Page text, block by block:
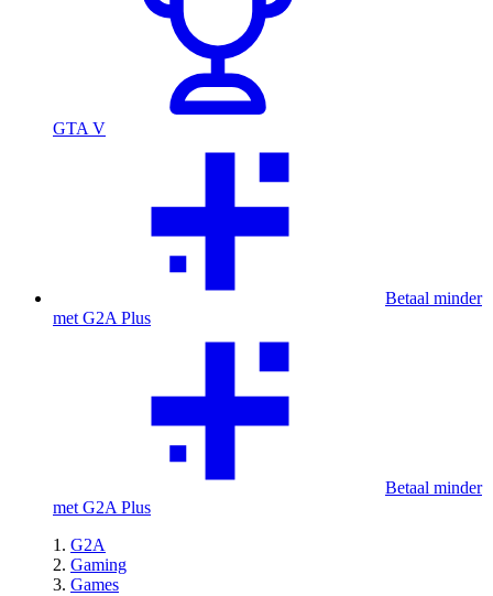
GTA V
Betaal minder
met G2A Plus
Betaal minder
met G2A Plus
G2A
Gaming
Games